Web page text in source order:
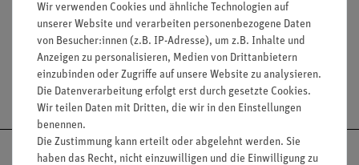
Versandkostenfrei ab 300,- €
Wir verwenden Cookies und ähnliche Technologien auf
unserer Website und verarbeiten personenbezogene Daten
von Besucher:innen (z.B. IP-Adresse), um z.B. Inhalte und
Anzeigen zu personalisieren, Medien von Drittanbietern
einzubinden oder Zugriffe auf unsere Website zu analysieren.
Die Datenverarbeitung erfolgt erst durch gesetzte Cookies.
Wir teilen Daten mit Dritten, die wir in den Einstellungen
benennen.
Die Zustimmung kann erteilt oder abgelehnt werden. Sie
haben das Recht, nicht einzuwilligen und die Einwilligung zu